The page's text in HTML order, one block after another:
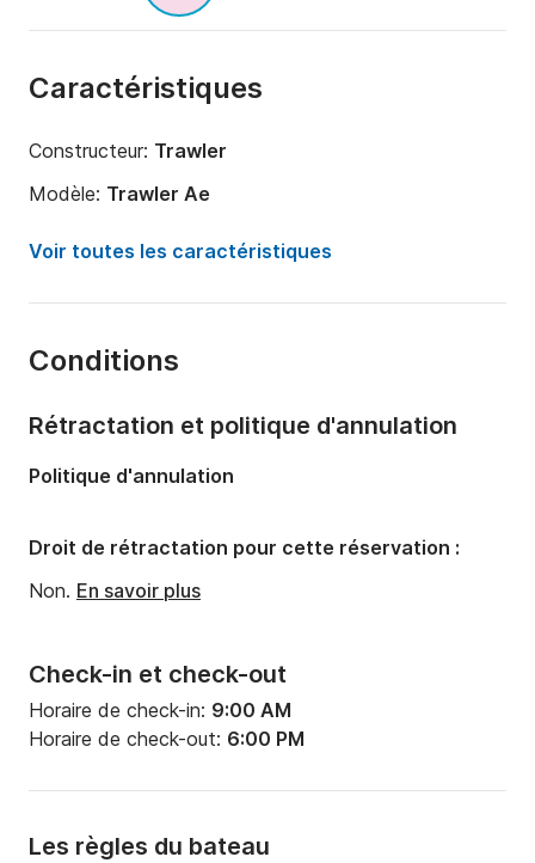
Caractéristiques
Constructeur: Trawler
Modèle: Trawler Ae
Année:
Équipage:5 membres
Nombre de cabines:
Puissance moteur:450cv
Voir toutes les caractéristiques
Conditions
Check-in et check-out
Horaire de check-in: 9:00 AM
Horaire de check-out: 6:00 PM
Les règles du bateau
Rétractation et politique d'annulation
Politique d'annulation
Droit de rétractation pour cette réservation :
Non. En savoir plus